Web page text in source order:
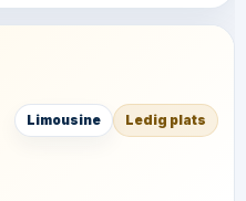
Limousine Ledig plats